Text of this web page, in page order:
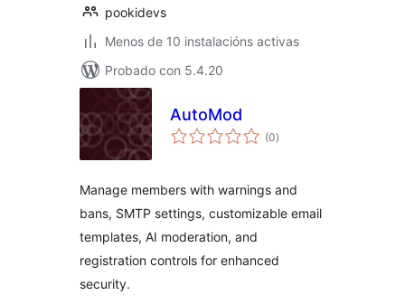
pookidevs
Menos de 10 instalacións activas
Probado con 5.4.20
AutoMod
(0valoracións
totais
)
Manage members with warnings and
bans, SMTP settings, customizable email
templates, AI moderation, and
registration controls for enhanced
security.